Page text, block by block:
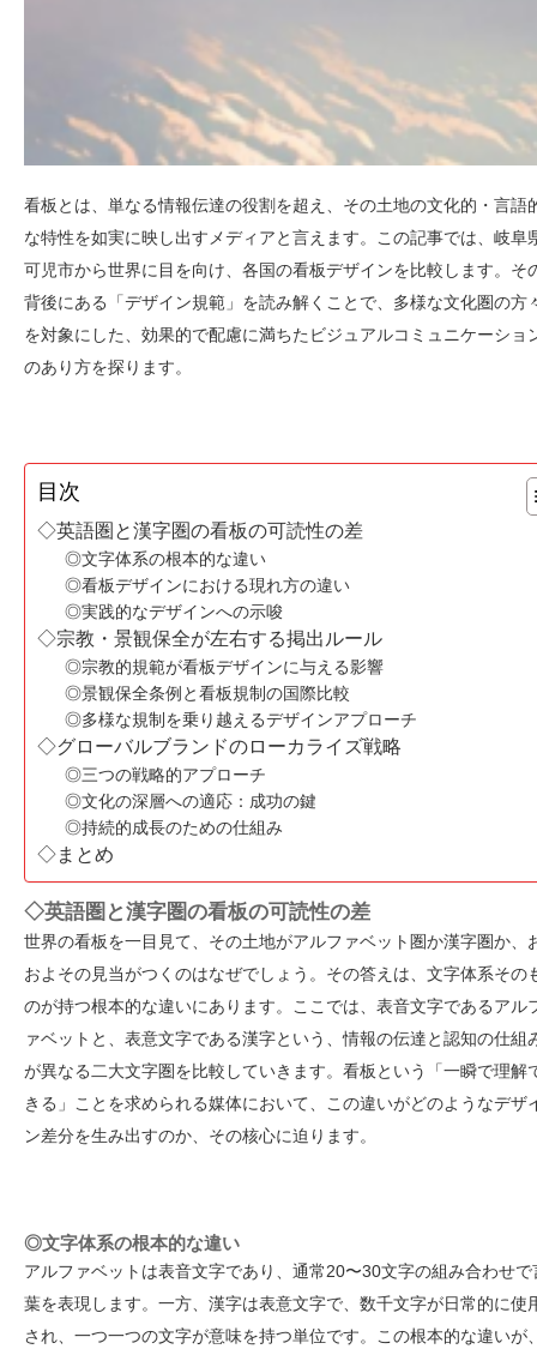
看板とは、単なる情報伝達の役割を超え、その土地の文化的・言語
な特性を如実に映し出すメディアと言えます。この記事では、岐阜
可児市から世界に目を向け、各国の看板デザインを比較します。そ
背後にある「デザイン規範」を読み解くことで、多様な文化圏の方
を対象にした、効果的で配慮に満ちたビジュアルコミュニケーショ
のあり方を探ります。
目次
◇英語圏と漢字圏の看板の可読性の差
◎文字体系の根本的な違い
◎看板デザインにおける現れ方の違い
◎実践的なデザインへの示唆
◇宗教・景観保全が左右する掲出ルール
◎宗教的規範が看板デザインに与える影響
◎景観保全条例と看板規制の国際比較
◎多様な規制を乗り越えるデザインアプローチ
◇グローバルブランドのローカライズ戦略
◎三つの戦略的アプローチ
◎文化の深層への適応：成功の鍵
◎持続的成長のための仕組み
◇まとめ
◇英語圏と漢字圏の看板の可読性の差
世界の看板を一目見て、その土地がアルファベット圏か漢字圏か、
およその見当がつくのはなぜでしょう。その答えは、文字体系その
のが持つ根本的な違いにあります。ここでは、表音文字であるアル
ァベットと、表意文字である漢字という、情報の伝達と認知の仕組
が異なる二大文字圏を比較していきます。看板という「一瞬で理解
きる」ことを求められる媒体において、この違いがどのようなデザ
ン差分を生み出すのか、その核心に迫ります。
◎文字体系の根本的な違い
アルファベットは表音文字であり、通常20〜30文字の組み合わせで
葉を表現します。一方、漢字は表意文字で、数千文字が日常的に使
され、一つ一つの文字が意味を持つ単位です。この根本的な違いが